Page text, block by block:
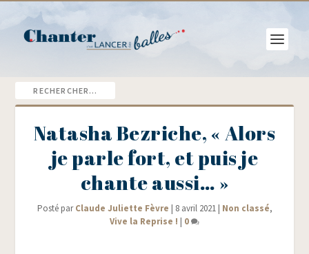
Natasha Bezriche, « Alors
je parle fort, et puis je
chante aussi… »
Posté parClaude Juliette Fèvre | 8 avril 2021| Non classé,
Vive la Reprise ! | 0